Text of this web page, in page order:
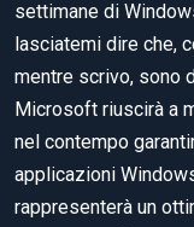
settimane di
lasciatemi dire che,
mentre scrivo, sono
Microsoft riuscirà a
nel contempo
applicazioni
rappresenterà un